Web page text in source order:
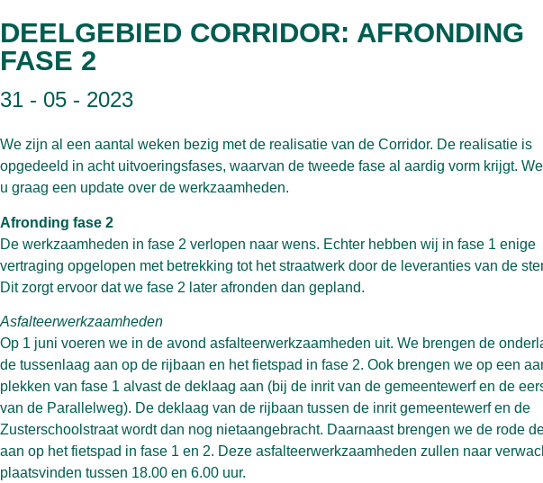
DEELGEBIED CORRIDOR: AFRONDING
FASE 2
31 - 05 - 2023
We zijn al een aantal weken bezig met de realisatie van de Corridor. De realisatie is
opgedeeld in acht uitvoeringsfases, waarvan de tweede fase al aardig vorm krijgt.
u graag een update over de werkzaamheden.
Afronding fase 2
De werkzaamheden in fase 2 verlopen naar wens. Echter hebben wij in fase 1 enige
vertraging opgelopen met betrekking tot het straatwerk door de leveranties van de
Dit zorgt ervoor dat we fase 2 later afronden dan gepland.
Asfalteerwerkzaamheden
Op 1 juni voeren we in de avond asfalteerwerkzaamheden uit. We brengen de
de tussenlaag aan op de rijbaan en het fietspad in fase 2. Ook brengen we op een
plekken van fase 1 alvast de deklaag aan (bij de inrit van de gemeentewerf en de
van de Parallelweg). De deklaag van de rijbaan tussen de inrit gemeentewerf en de
Zusterschoolstraat wordt dan nog nietaangebracht. Daarnaast brengen we de rode
aan op het fietspad in fase 1 en 2. Deze asfalteerwerkzaamheden zullen naar
plaatsvinden tussen 18.00 en 6.00 uur.